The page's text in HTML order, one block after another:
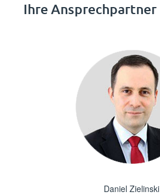
Ihre Ansprechpartner
Daniel Zielinski